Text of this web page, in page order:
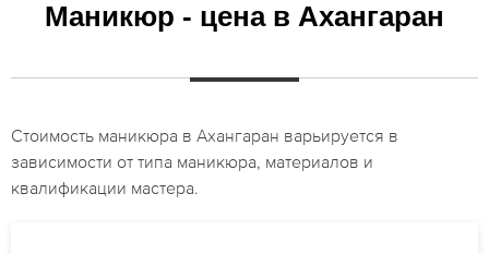
Маникюр - цена в Ахангаран
Стоимость маникюра в Ахангаран варьируется в
зависимости от типа маникюра, материалов и
квалификации мастера.